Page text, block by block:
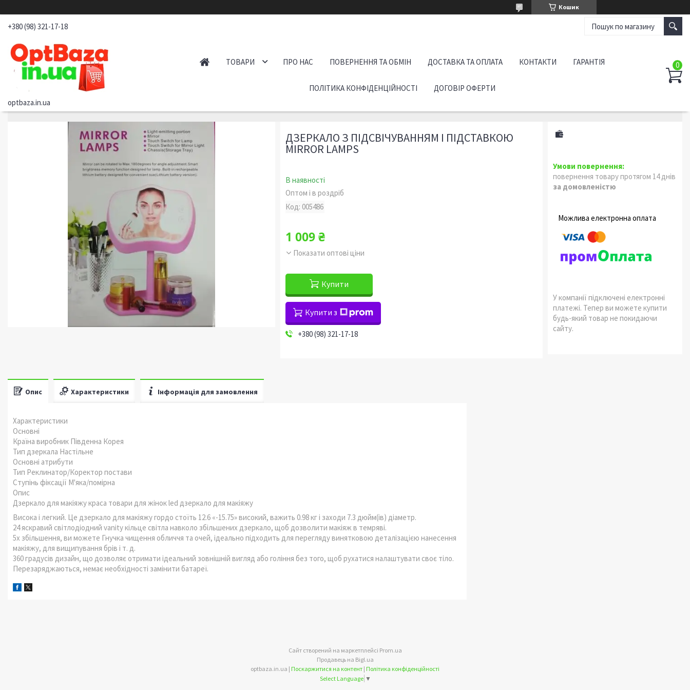
Кошик
+380 (98) 321-17-18
optbaza.in.ua
ТОВАРИ ПРО НАС ПОВЕРНЕННЯ ТА ОБМІН ДОСТАВКА ТА ОПЛАТА КОНТАКТИ ГАРАНТІЯ
ПОЛІТИКА КОНФІДЕНЦІЙНОСТІ ДОГОВІР ОФЕРТИ
ДЗЕРКАЛО З ПІДСВІЧУВАННЯМ І ПІДСТАВКОЮ
MIRROR LAMPS
В наявності
Оптом і в роздріб
Код: 005486
1 009 ₴
Показати оптові ціни
Купити
Купити з
+380 (98) 321-17-18
повернення товару протягом 14 днів
за домовленістю
У компанії підключені електронні
платежі. Тепер ви можете купити
будь-який товар не покидаючи
сайту.
Опис Характеристики Інформація для замовлення
Характеристики
Основні
Країна виробник Південна Корея
Тип дзеркала Настільне
Основні атрибути
Тип Реклинатор/Коректор постави
Ступінь фіксації М'яка/помірна
Опис
Дзеркало для макіяжу краса товари для жінок led дзеркало для макіяжу
Висока і легкий. Це дзеркало для макіяжу гордо стоїть 12.6 «-15.75» високий, важить 0.98 кг і заходи 7.3 дюйм(ів) діаметр.
24 яскравий світлодіодний vanity кільце світла навколо збільшених дзеркало, щоб дозволити макіяж в темряві.
5x збільшення, ви можете Гнучка чищення обличчя та очей, ідеально підходить для перегляду винятковою деталізацією нанесення
макіяжу, для вищипування брів і т. д.
360 градусів дизайн, що дозволяє отримати ідеальний зовнішній вигляд або гоління без того, щоб рухатися налаштувати своє тіло.
Перезаряджаються, немає необхідності замінити батареї.
Сайт створений на маркетплейсі Prom.ua
Продавець на Bigl.ua
optbaza.in.ua | Поскаржитися на контент | Політика конфіденційності
Select Language ▼